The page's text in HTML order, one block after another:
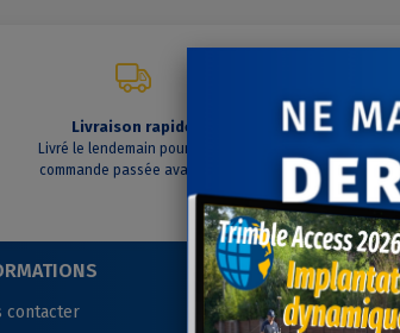
Livraison rapide
Livré le lendemain pour toute
commande passée avant 14h
A
SUIVEZ-NOUS
contacter